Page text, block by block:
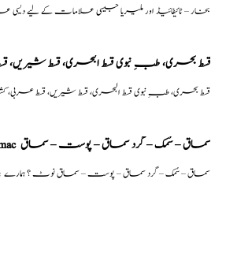
بخار – ٹائیفائیڈ اور ملیریا جیسی علامات کے لیے دیسی
قسط بحری، طبِ نبوی قسط البحری، قسط شیریں،
قسط بحری، طبِ نبوی قسط البحری، قسط شیریں، قسط عربی،
Sumaq, Sumac سماق – سُمک – گرد سماق – پوست – سماق
Sumaq, Sumac سماق – سُمک – گرد سماق – پوست – سماق نوٹ ؟ ہمارے